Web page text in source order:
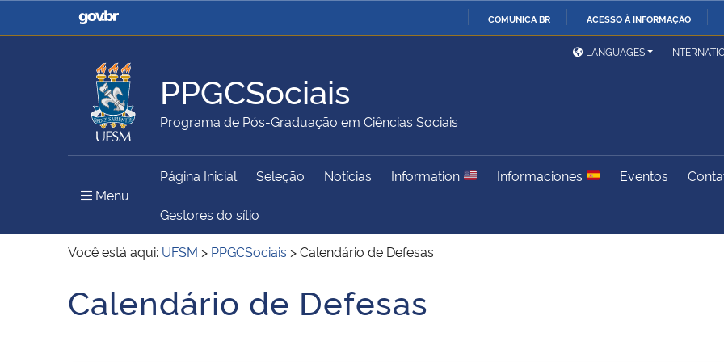
COMUNICA BR ACESSO À INFORMAÇÃO
Casa Civil
Ministério da Justiça e
Ministério da Defesa
Ministério das Relações
Exteriores
Ministério da Agricultura,
Pecuária e Abastecimento
Ministério da Educação
Ministério do Meio Ambiente Ministério do Turismo
Institucional
LANGUAGES
PPGCSociais
Programa de Pós-Graduação em Ciências Sociais
Menu
Página Inicial Seleção Notícias Information Informaciones Eventos
Gestores do sítio
Você está aqui: UFSM > PPGCSociais >Calendário de Defesas
Início do conteúdo
Calendário de Defesas